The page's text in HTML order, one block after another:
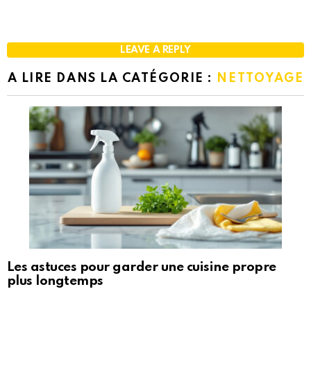
LEAVE A REPLY
A LIRE DANS LA CATÉGORIE : NETTOYAGE
Les astuces pour garder une cuisine propre
plus longtemps